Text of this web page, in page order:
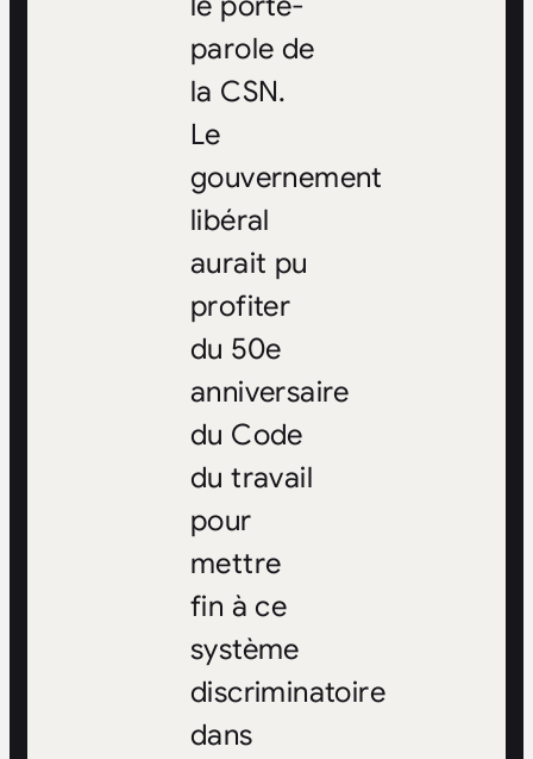
parole de
la CSN.
Le
gouvernement
libéral
aurait pu
profiter
du 50e
anniversaire
du Code
du travail
pour
mettre
fin à ce
système
discriminatoire
dans